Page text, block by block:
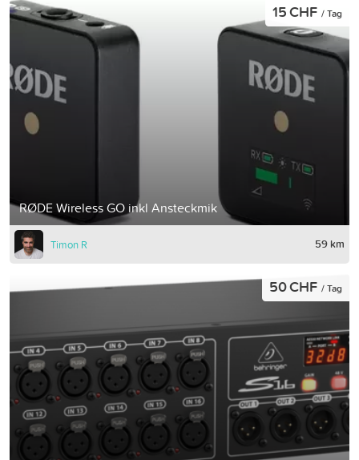
RØDE Wireless GO inkl Ansteckmik
15 CHF / Tag
Timon R 59 km
50 CHF / Tag